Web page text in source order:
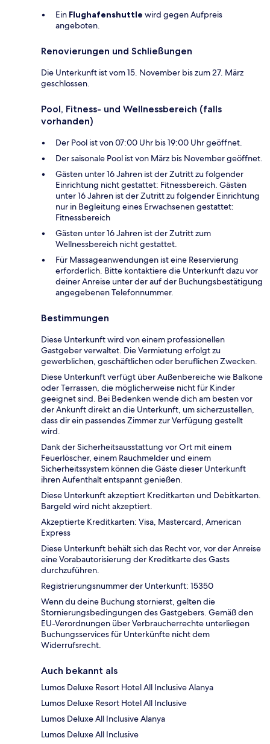
Ein Flughafenshuttle wird gegen Aufpreis
angeboten.
Renovierungen und Schließungen
Die Unterkunft ist vom 15. November bis zum 27. März
geschlossen.
Pool, Fitness- und Wellnessbereich (falls
vorhanden)
Der Pool ist von 07:00 Uhr bis 19:00 Uhr geöffnet.
Der saisonale Pool ist von März bis November geöffnet.
Gästen unter 16 Jahren ist der Zutritt zu folgender
Einrichtung nicht gestattet: Fitnessbereich. Gästen
unter 16 Jahren ist der Zutritt zu folgender Einrichtung
nur in Begleitung eines Erwachsenen gestattet:
Fitnessbereich
Gästen unter 16 Jahren ist der Zutritt zum
Wellnessbereich nicht gestattet.
Für Massageanwendungen ist eine Reservierung
erforderlich. Bitte kontaktiere die Unterkunft dazu vor
deiner Anreise unter der auf der Buchungsbestätigung
angegebenen Telefonnummer.
Bestimmungen
Diese Unterkunft wird von einem professionellen
Gastgeber verwaltet. Die Vermietung erfolgt zu
gewerblichen, geschäftlichen oder beruflichen Zwecken.
Diese Unterkunft verfügt über Außenbereiche wie Balkone
oder Terrassen, die möglicherweise nicht für Kinder
geeignet sind. Bei Bedenken wende dich am besten vor
der Ankunft direkt an die Unterkunft, um sicherzustellen,
dass dir ein passendes Zimmer zur Verfügung gestellt
wird.
Dank der Sicherheitsausstattung vor Ort mit einem
Feuerlöscher, einem Rauchmelder und einem
Sicherheitssystem können die Gäste dieser Unterkunft
ihren Aufenthalt entspannt genießen.
Diese Unterkunft akzeptiert Kreditkarten und Debitkarten.
Bargeld wird nicht akzeptiert.
Akzeptierte Kreditkarten: Visa, Mastercard, American
Express
Diese Unterkunft behält sich das Recht vor, vor der Anreise
eine Vorabautorisierung der Kreditkarte des Gasts
durchzuführen.
Registrierungsnummer der Unterkunft: 15350
Wenn du deine Buchung stornierst, gelten die
Stornierungsbedingungen des Gastgebers. Gemäß den
EU-Verordnungen über Verbraucherrechte unterliegen
Buchungsservices für Unterkünfte nicht dem
Widerrufsrecht.
Auch bekannt als
Lumos Deluxe Resort Hotel All Inclusive Alanya
Lumos Deluxe Resort Hotel All Inclusive
Lumos Deluxe All Inclusive Alanya
Lumos Deluxe All Inclusive